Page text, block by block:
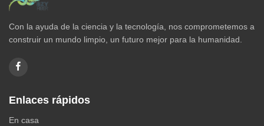
Con la ayuda de la ciencia y la tecnología, nos comprometemos a
construir un mundo limpio, un futuro mejor para la humanidad.
Enlaces rápidos
En casa